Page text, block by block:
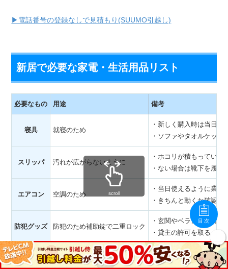
▶電話番号の登録なしで見積もり(SUUMO引越し)
新居で必要な家電・生活用品リスト
必要なもの 用途 備考
寝具 就寝のため
・新しく購入時は当日届
・ソファやタオルケット
スリッパ 汚れが広がらないように
・ホコリが積もっている
・ない場合は靴下を履く
エアコン 空調のため
・当日使えるように業者
・きちんと動くか確認す
防犯グッズ 防犯のため補助錠で二重ロック
・玄関やベランダ、郵便
・貸主の許可を取る
scroll
目次